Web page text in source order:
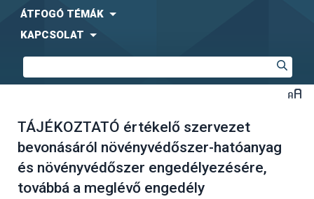
ÁTFOGÓ TÉMÁK
KAPCSOLAT
TÁJÉKOZTATÓ értékelő szervezet
bevonásáról növényvédőszer-hatóanyag
és növényvédőszer engedélyezésére,
továbbá a meglévő engedély